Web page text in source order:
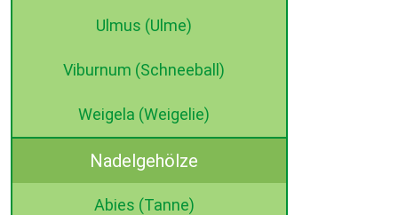
Ulmus (Ulme)
Viburnum (Schneeball)
Weigela (Weigelie)
Nadelgehölze
Abies (Tanne)